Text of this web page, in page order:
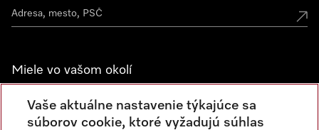
Miele vo vašom okolí
Spoznajte predajne Miele
Vaše aktuálne nastavenie týkajúce sa
súborov cookie, ktoré vyžadujú súhlas